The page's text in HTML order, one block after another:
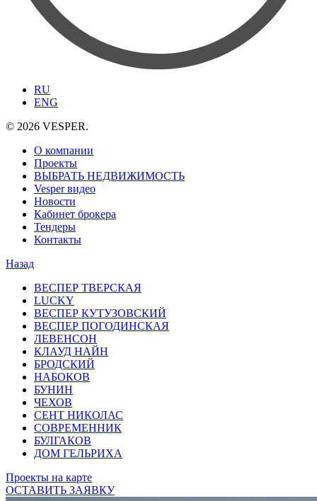
RU
ENG
© 2026 VESPER.
О компании
Проекты
ВЫБРАТЬ НЕДВИЖИМОСТЬ
Vesper видео
Новости
Кабинет брокера
Тендеры
Контакты
Назад
ВЕСПЕР ТВЕРСКАЯ
LUCKY
ВЕСПЕР КУТУЗОВСКИЙ
ВЕСПЕР ПОГОДИНСКАЯ
ЛЕВЕНСОН
КЛАУД НАЙН
БРОДСКИЙ
НАБОКОВ
БУНИН
ЧЕХОВ
СЕНТ НИКОЛАС
СОВРЕМЕННИК
БУЛГАКОВ
ДОМ ГЕЛЬРИХА
Проекты на карте
ОСТАВИТЬ ЗАЯВКУ